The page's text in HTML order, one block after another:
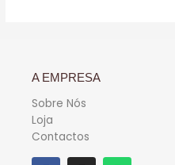
A EMPRESA
Sobre Nós
Loja
Contactos